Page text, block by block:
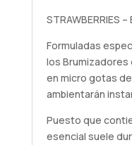
STRAWBERRIES
Formuladas
los
en micro gotas
ambientarán
Puesto que
esencial suele